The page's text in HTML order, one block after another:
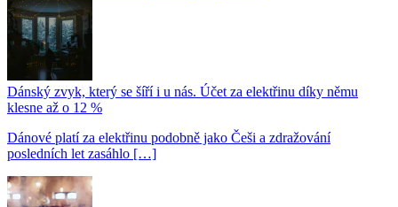
Dánský zvyk, který se šíří i u nás. Účet za elektřinu díky němu
klesne až o 12 %
Dánové platí za elektřinu podobně jako Češi a zdražování
posledních let zasáhlo […]